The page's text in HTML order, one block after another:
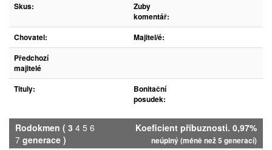
Skus:
Zuby
komentář:
Chovatel:
Majitel/é:
Předchozí
majitelé
Tituly:
Bonitační
posudek:
Rodokmen ( 3 4 5 6
7 generace )
Koeficient příbuznosti. 0,97%
neúplný (méně než 5 generací)